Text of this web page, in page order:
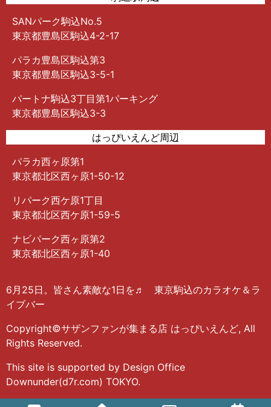
SANパーク駒込No.5
東京都豊島区駒込4-2-17
パラカ豊島区駒込第3
東京都豊島区駒込3-5-1
パートナ駒込3丁目第1パーキング
東京都豊島区駒込3-3
はっぴいえんど周辺
パラカ西ヶ原第1
東京都北区西ヶ原1-50-12
リパーク西ケ原1丁目
東京都北区西ケ原1-59-5
ナビパーク西ヶ原第2
東京都北区西ヶ原1-40
6月25日。皆さん素敵な1日を♬ 東京駒込のカラオケ＆ラ
イブバー
Copyright©サザンファンが集まる店 はっぴいえんど, All
Rights Reserved.
This site is supported by Design Office
Downunder(d7r.com) TOKYO.